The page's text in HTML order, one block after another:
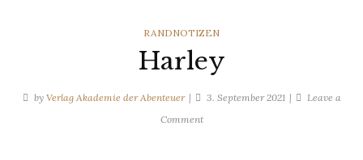
CATEGORIES
RANDNOTIZEN
Harley
by Verlag Akademie der Abenteuer 3. September 2021
Leave a
Commenton